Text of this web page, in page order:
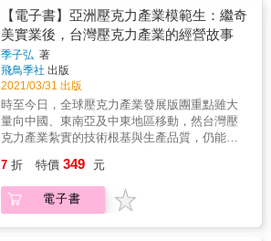
就，必定得冒著失敗的風險；過程如果缺乏風
險，成就也就不值得自豪，當然也不會快樂。
在台灣有近600萬名會員，在全球更擁有超過
1.3億名會員。會員的消費已佔總營業額的
65%，並持續增加。屈臣氏並針對會員實施
「DARE」策略，以留住老顧客並增加新顧客。
DARE即：與眾不同（Different）、無所不在
（Anywhere）、關係維護（Relationship）與
親身體驗（Experience）。 &hellip;&hellip;查
看更多 & █ 查詢門市 2021年，屈臣氏的版圖橫
場，計畫進軍印度等快速發展中的新興國家。
屈臣氏的全球藥妝門市數量也來到16,167間，
超越競爭對手沃博聯，成為產業龍頭。而且，
屈臣氏近年平均EBIT毛利率8%，更是大幅領先
沃博聯與第排名第三的CVS藥妝店。
歷山大．安德信（Alexander Anderson）兩位
醫生，在第一次鴉片戰爭中，隨英軍登陸香港
島上環水坑口，並臨時搭建棚屋做為診所，提
供商船、水手與士兵診療服務與民生用品，此
即為屈臣氏藥妝的開端。180年後，屈臣氏的服
務範圍已經擴展至全球超過27個國家，顧客遍
及世界各個街角。 &hellip;&hellip;查看更多 &
█ 精選商品 早期，屈臣氏從販售成藥開始，再
來引進更多商品，如因應當時鴉片盛行的戒煙
藥與驅蟲藥，並成為亞洲第一家汽水生產商，
但多角化經營分散了資源也增加風險，使得屈
臣氏最後仍選擇專注於其最擅長的藥妝領域，
提供顧客品質保證且物美價廉的商品。
【電子書】亞洲壓克力產業模範生：繼奇
美實業後，台灣壓克力產業的經營故事
季子弘 著
飛鳥季社 出版
2021/03/31 出版
時至今日，全球壓克力產業發展版團重點雖大
量向中國、東南亞及中東地區移動，然台灣壓
克力產業紮實的技術根基與生產品質，仍能在
生創辦的奇美實業公司開始敲響壓克力生產大
鐘，進而有上游端原料製造廠、中游端壓克力
板廠及下游端壓克力加工廠陸續成立響應。集
7 折 特價 349 元
電子書